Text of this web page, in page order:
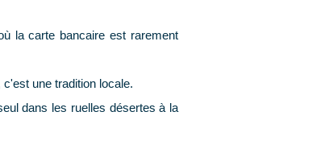
la carte bancaire est rarement
une tradition locale.
dans les ruelles désertes à la